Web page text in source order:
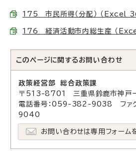
175 市民所得（分配） （Excel
176 経済活動市内総生産 （
このページに関する お問い合わせ
政策経営部 総合政策課
〒513-8701 三重県鈴鹿市神戸
電話番号：059-382-9038 ファ
9040
お問い合わせは専用フォーム